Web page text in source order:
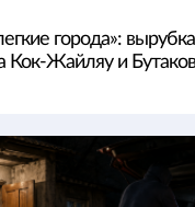
города»:
Кок-Жайляу и